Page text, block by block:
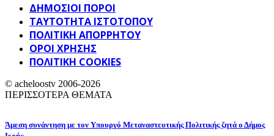
ΔΗΜΟΣΙΟΙ ΠΟΡΟΙ
ΤΑΥΤΌΤΗΤΑ ΙΣΤΌΤΟΠΟΥ
ΠΟΛΙΤΙΚΉ ΑΠΟΡΡΉΤΟΥ
ΌΡΟΙ ΧΡΉΣΗΣ
ΠΟΛΙΤΙΚΗ COOKIES
© acheloostv 2006-2026
ΠΕΡΙΣΣΟΤΕΡΑ ΘΕΜΑΤΑ
Άμεση συνάντηση με τον Υπουργό Μεταναστευτικής Πολιτικής ζητά ο Δήμος